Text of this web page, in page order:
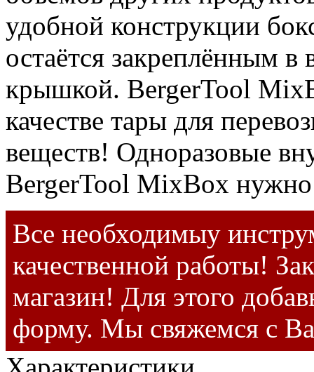
удобной конструкции
остаётся закреплённым в
крышкой. BergerTool
качестве тары для
веществ! Одноразовые
BergerTool MixBox нужно
Все необходимыу
качественной работы!
магазин! Для этого
форму. Мы свяжемся с